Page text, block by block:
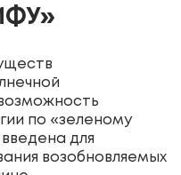
по «зеленому
для
возобновляемых